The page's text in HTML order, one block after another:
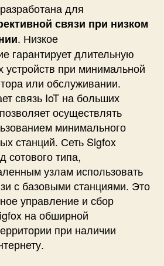
для
связи при низком
. Низкое
гарантирует длительную
устройств при минимальной
или обслуживании.
связь IoT на больших
осуществлять
минимального
станций. Сеть Sigfox
сотового типа,
узлам использовать
с базовыми станциями. Это
управление и сбор
на обширной
при наличии